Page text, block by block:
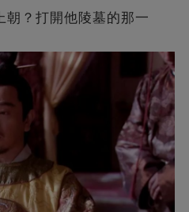
朝？打開他陵墓的那一